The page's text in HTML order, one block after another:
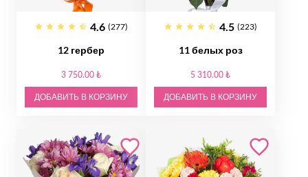
4.6 (277)
12 гербер
3 750.00 ₺
ДОБАВИТЬ В КОРЗИНУ
4.5 (223)
11 белых роз
5 310.00 ₺
ДОБАВИТЬ В КОРЗИНУ